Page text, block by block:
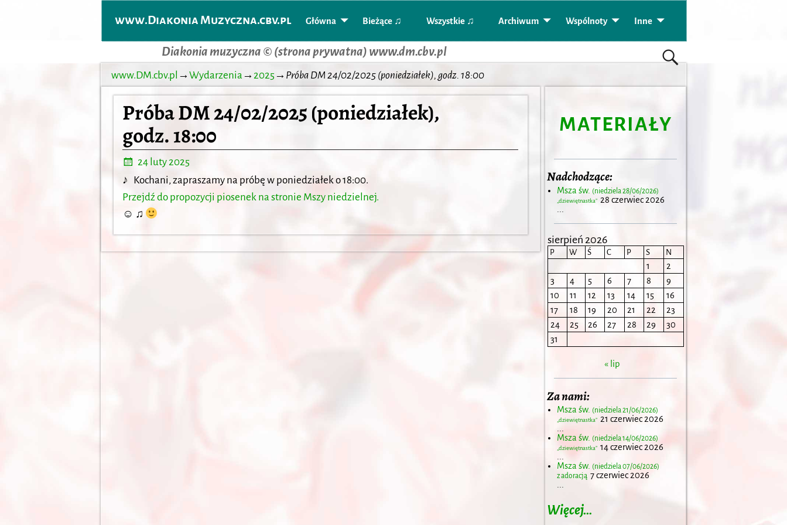
www.Diakonia Muzyczna.cbv.pl Główna Bieżące ♫ Wszystkie ♫ Archiwum Wspólnoty Inne
Diakonia muzyczna © (strona prywatna) www.dm.cbv.pl
www.DM.cbv.pl → Wydarzenia → 2025 → Próba DM 24/02/2025 (poniedziałek), godz. 18:00
Próba DM 24/02/2025 (poniedziałek),
godz. 18:00
24 luty 2025
♪ Kochani, zapraszamy na próbę w poniedziałek o 18:00.
Przejdź do propozycji piosenek na stronie Mszy niedzielnej.
☺ ♫
MATERIAŁY
Nadchodzące:
Msza św. (niedziela 28/06/2026)
„dziewiętnastka” 28 czerwiec 2026
sierpień 2026
P W Ś C P S N
1
2
3
4 5 6 7 8
9
10
11 12 13 14 15
16
17
18 19 20 21 22
23
24
25 26 27 28 29
30
31
« lip
Za nami:
Msza św. (niedziela 21/06/2026)
„dziewiętnastka” 21 czerwiec 2026
Msza św. (niedziela 14/06/2026)
„dziewiętnastka” 14 czerwiec 2026
Msza św. (niedziela 07/06/2026)
z adoracją 7 czerwiec 2026
Więcej…